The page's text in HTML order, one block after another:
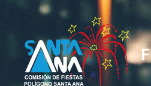
contenido
principal